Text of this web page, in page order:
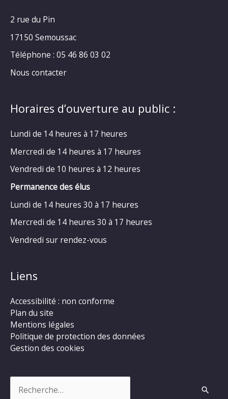
2 rue du Pin
17150 Semoussac
Téléphone : 05 46 86 03 02
Nous contacter
Horaires d’ouverture au public :
Lundi de 14 heures à 17 heures
Mercredi de 14 heures à 17 heures
Vendredi de 10 heures à 12 heures
Permanence des élus
Lundi de 14 heures 30 à 17 heures
Mercredi de 14 heures 30 à 17 heures
Vendredi sur rendez-vous
Liens
Accessibilité : non conforme
Plan du site
Mentions légales
Politique de protection des données
Gestion des cookies